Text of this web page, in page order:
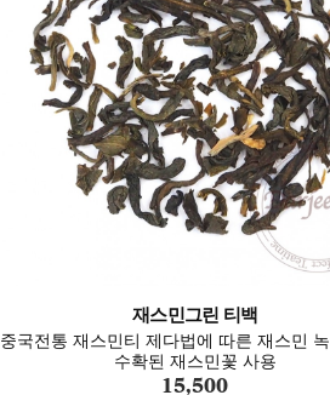
재스민그린 티백
중국전통 재스민티 제다법에 따른 재스민
수확된 재스민꽃 사용